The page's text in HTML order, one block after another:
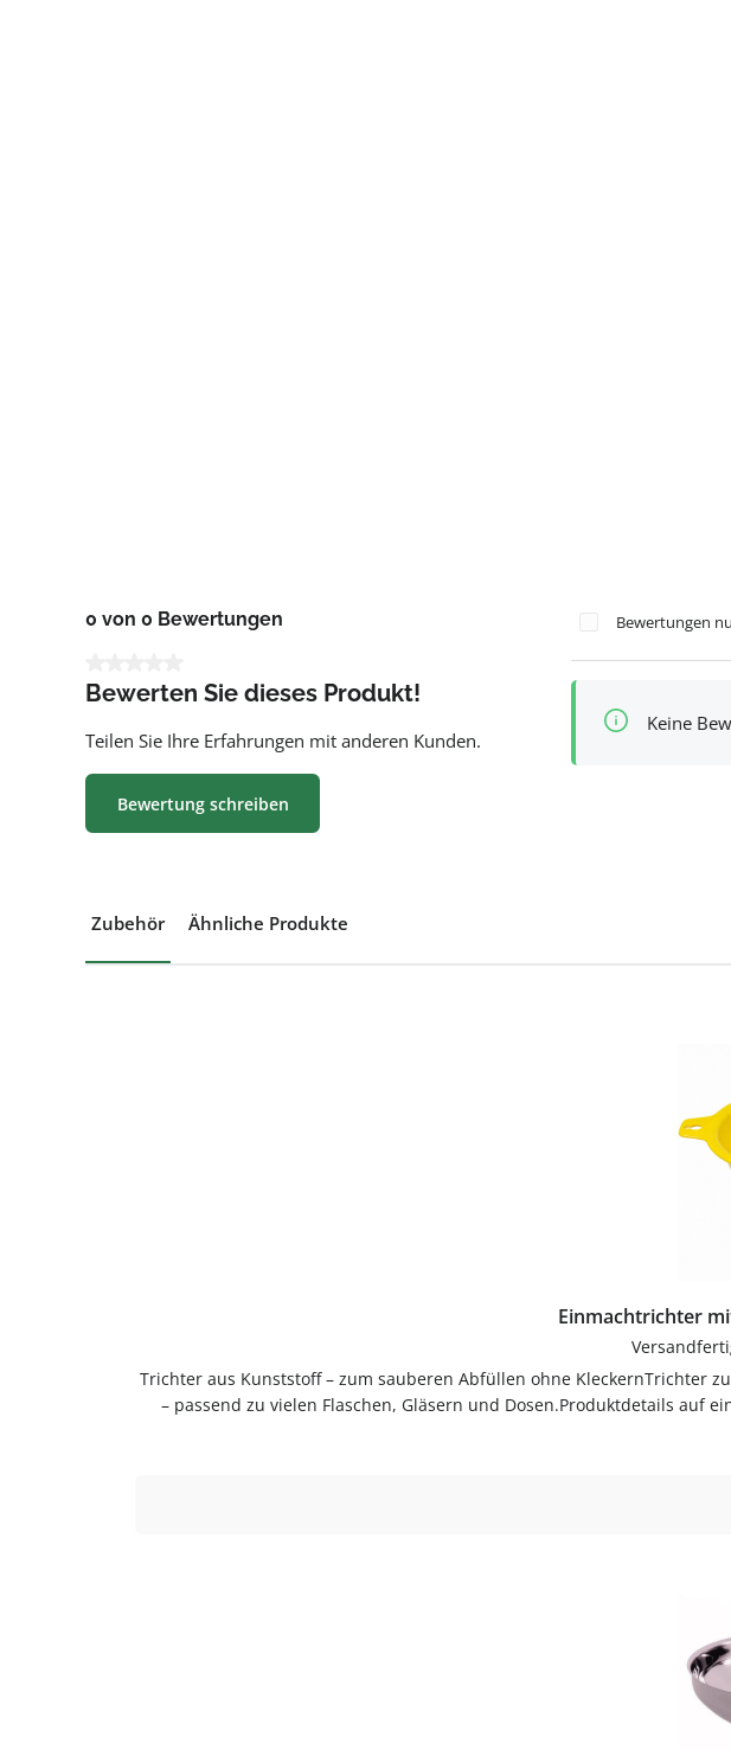
0 von 0 Bewertungen
Bewerten Sie dieses Produkt!
Teilen Sie Ihre Erfahrungen mit anderen Kunden.
Bewertung schreiben
Bewertungen
Keine
Zubehör Ähnliche Produkte
Einmachtrichter
Trichter aus Kunststoff – zum sauberen Abfüllen ohne KleckernTrichter zum sauberen Abfüllen ohne Kleckern. Praktische Ergänzung für Küche, Vorrat und Haushalt
– passend zu vielen Flaschen, Gläsern und Dosen.Produktdetails auf
Einfach in der Anwendung und langlebig im